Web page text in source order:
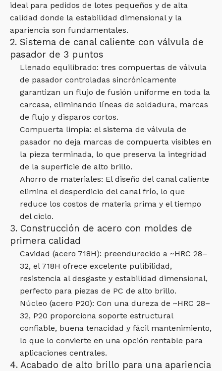
ideal para pedidos de lotes pequeños y de alta
calidad donde la estabilidad dimensional y la
apariencia son fundamentales.
2. Sistema de canal caliente con válvula de
pasador de 3 puntos
Llenado equilibrado: tres compuertas de válvula
de pasador controladas sincrónicamente
garantizan un flujo de fusión uniforme en toda la
carcasa, eliminando líneas de soldadura, marcas
de flujo y disparos cortos.
Compuerta limpia: el sistema de válvula de
pasador no deja marcas de compuerta visibles en
la pieza terminada, lo que preserva la integridad
de la superficie de alto brillo.
Ahorro de materiales: El diseño del canal caliente
elimina el desperdicio del canal frío, lo que
reduce los costos de materia prima y el tiempo
del ciclo.
3. Construcción de acero con moldes de
primera calidad
Cavidad (acero 718H): preendurecido a ~HRC 28–
32, el 718H ofrece excelente pulibilidad,
resistencia al desgaste y estabilidad dimensional,
perfecto para piezas de PC de alto brillo.
Núcleo (acero P20): Con una dureza de ~HRC 28–
32, P20 proporciona soporte estructural
confiable, buena tenacidad y fácil mantenimiento,
lo que lo convierte en una opción rentable para
aplicaciones centrales.
4. Acabado de alto brillo para una apariencia